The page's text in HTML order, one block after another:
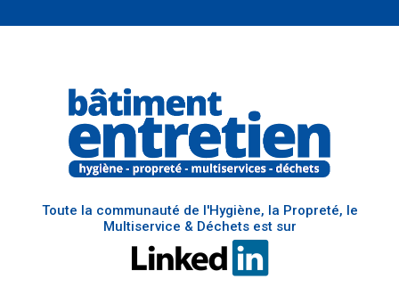
Toute la communauté de l'Hygiène, la Propreté, le
Multiservice & Déchets est sur